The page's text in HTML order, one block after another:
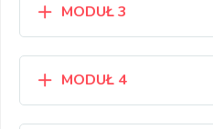
MODUŁ 3
MODUŁ 4